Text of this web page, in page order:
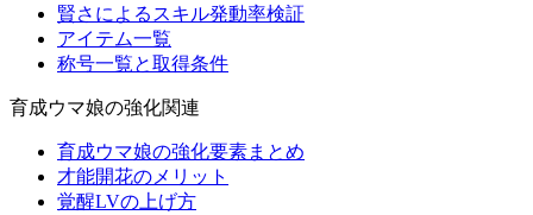
賢さによるスキル発動率検証
アイテム一覧
称号一覧と取得条件
育成ウマ娘の強化関連
育成ウマ娘の強化要素まとめ
才能開花のメリット
覚醒LVの上げ方